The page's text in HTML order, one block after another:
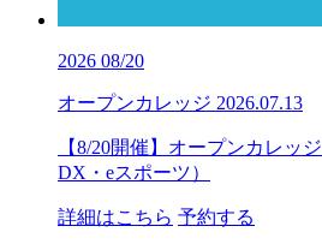
2026 08/20
オープンカレッジ 2026.07.13
【8/20開催】オープンカレッ
DX・eスポーツ）
詳細はこちら 予約する